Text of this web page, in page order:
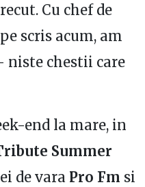
Cu chef de
scris acum, am
niste chestii care
end la mare, in
Summer
de vara Pro Fm si